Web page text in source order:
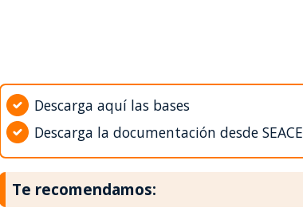
Descarga aquí las bases
Descarga la documentación desde SEACE
Te recomendamos: